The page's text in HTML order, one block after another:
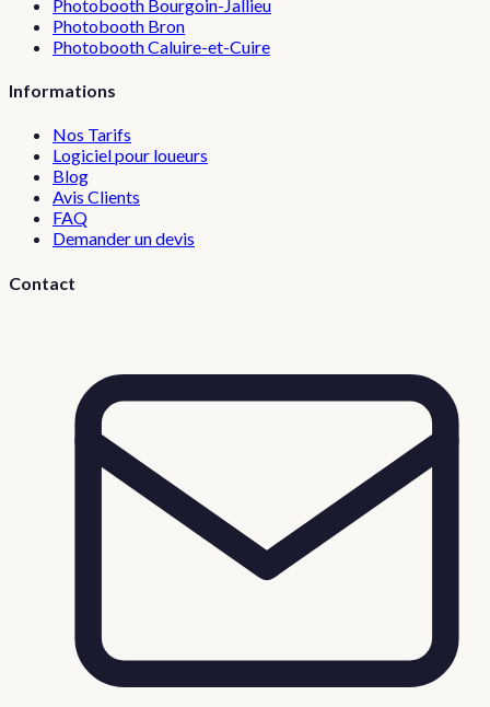
Photobooth Bourgoin-Jallieu
Photobooth Bron
PhotoboothCaluire-et-Cuire
Informations
Nos Tarifs
Logiciel pour loueurs
Blog
Avis Clients
FAQ
Demander un devis
Contact